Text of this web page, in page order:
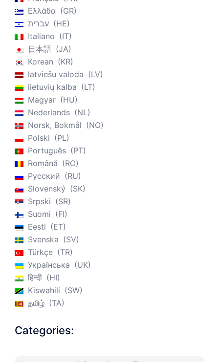
Ελλάδα
GR
עברית
HE
Italiano
IT
日本語
JA
Korean
KR
latviešu valoda
LV
lietuvių kalba
LT
Magyar
HU
Nederlands
NL
Norsk, Bokmål
NO
Polski
PL
Português
PT
Română
RO
Русский
RU
Slovenský
SK
Srpski
SR
Suomi
FI
Eesti
ET
Svenska
SV
Türkçe
TR
Українська
UK
हिन्दी
HI
Kiswahili
SW
தமிழ்
TA
Categories: